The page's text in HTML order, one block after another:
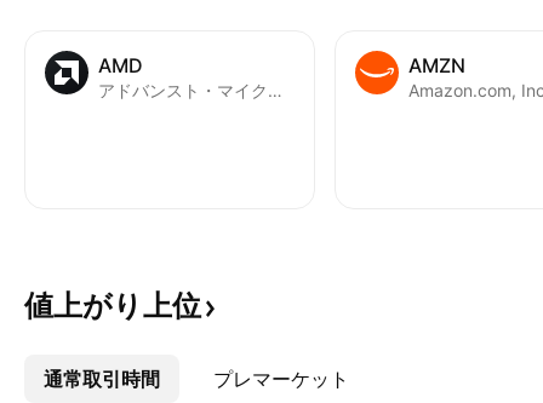
く承認前に不正を検知する能力で
す。BioCatchは、キーストローク
のタイミング、タッチジェスチャ
の終値を使用しま
の決定をファンダ
づいて行います。
AMD
アドバンスト・マイクロ・デバイセズ (AMD)
AMZN
Amazon.com,
値上がり上位
通常取引時間 プレマーケット
その他